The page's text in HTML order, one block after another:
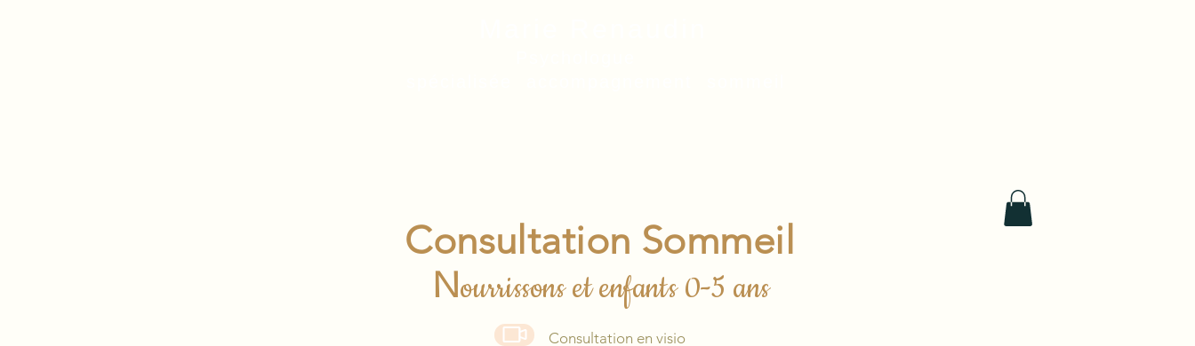
Consultation Sommeil
Nourrissons et enfants 0-5 ans
Consultation en visio